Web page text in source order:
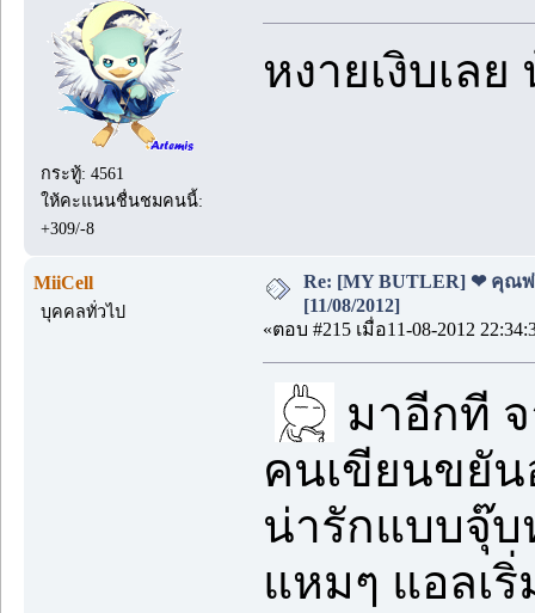
กระทู้: 4561
ให้คะแนนชื่นชมคนนี้:
+309/-8
หงายเงิบเล
MiiCell
บุคคลทั่วไป
Re: [MY BUTLER] ❤ คุณพ่
[11/08/2012]
«ตอบ #215 เมื่อ11-08-2012
มาอีกที
คนเขียนขยัน
น่ารักแบบจุ๊
แหมๆ แอลเ